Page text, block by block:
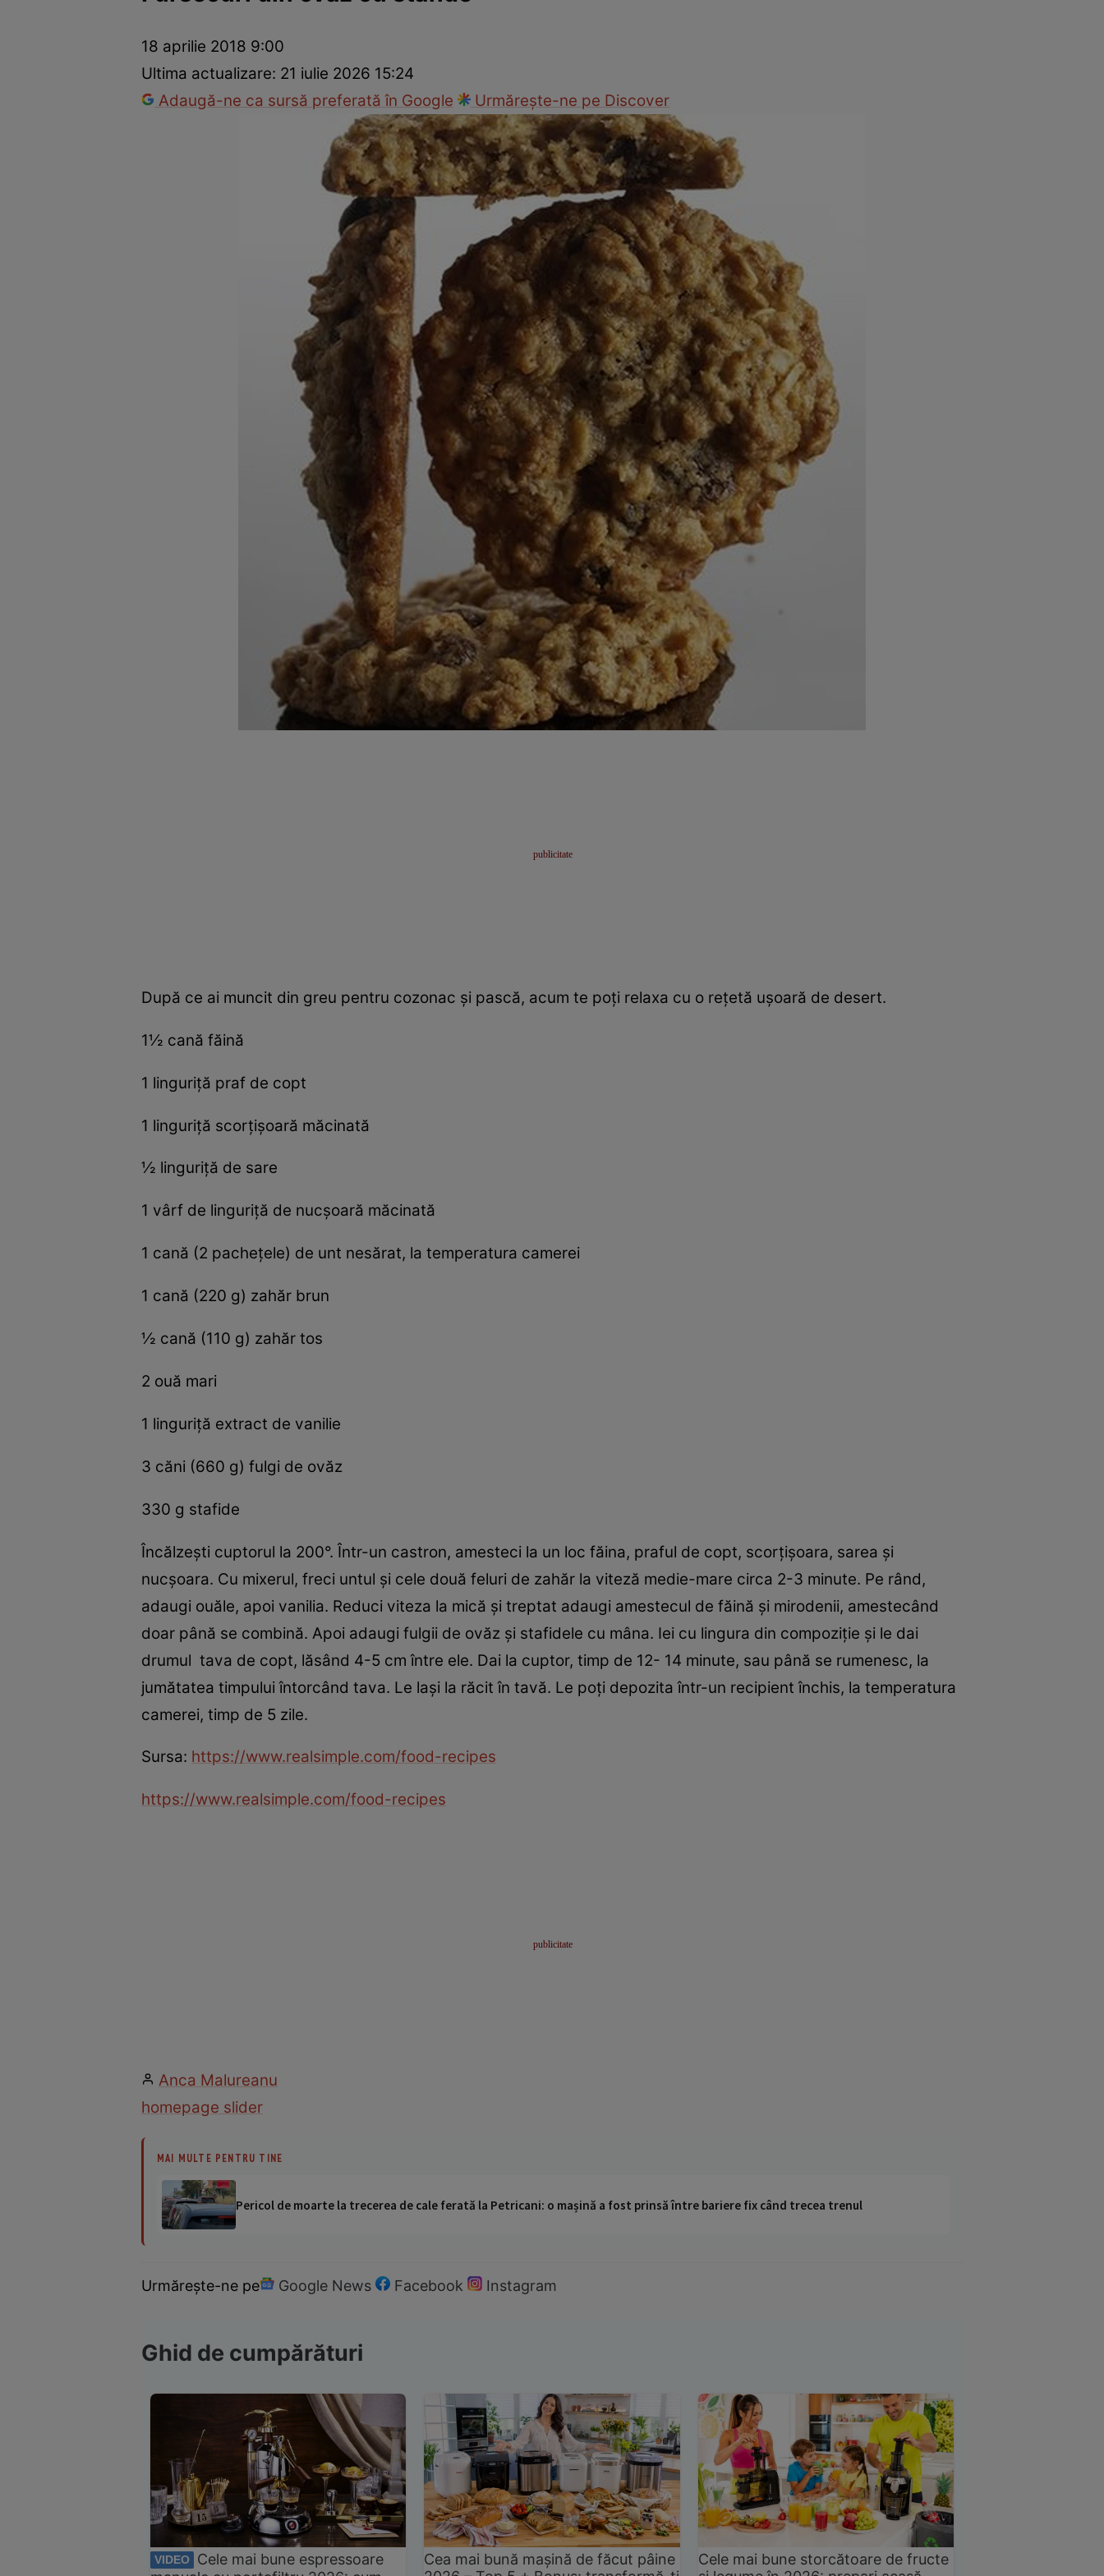
Mâncăruri rapideRețete cu legume
18 aprilie 2018 9:00
Ultima actualizare: 21 iulie 2026 15:24
Adaugă-ne ca sursă preferată în Google
Urmărește-ne pe Discover
După ce ai muncit din greu pentru cozonac şi pască, acum te poţi relaxa cu o reţetă uşoară de desert.
1½ cană făină
1 linguriţă praf de copt
1 linguriţă scorţişoară măcinată
½ linguriţă de sare
1 vârf de linguriţă de nucşoară măcinată
1 cană (2 pacheţele) de unt nesărat, la temperatura camerei
1 cană (220 g) zahăr brun
½ cană (110 g) zahăr tos
2 ouă mari
1 linguriţă extract de vanilie
3 căni (660 g) fulgi de ovăz
330 g stafide
Încălzeşti cuptorul la 200°. Într-un castron, amesteci la un loc făina, praful de copt, scorţişoara, sarea şi
nucşoara. Cu mixerul, freci untul şi cele două feluri de zahăr la viteză medie-mare circa 2-3 minute. Pe rând,
adaugi ouăle, apoi vanilia. Reduci viteza la mică şi treptat adaugi amestecul de făină şi mirodenii, amestecând
doar până se combină. Apoi adaugi fulgii de ovăz şi stafidele cu mâna. Iei cu lingura din compoziţie şi le dai
drumul tava de copt, lăsând 4-5 cm între ele. Dai la cuptor, timp de 12- 14 minute, sau până se rumenesc, la
jumătatea timpului întorcând tava. Le laşi la răcit în tavă. Le poţi depozita într-un recipient închis, la temperatura
camerei, timp de 5 zile.
Sursa: https://www.realsimple.com/food-recipes
https://www.realsimple.com/food-recipes
Anca Malureanu
homepage slider
MAI MULTE PENTRU TINE
Pericol de moarte la trecerea de cale ferată la Petricani: o mașină a fost prinsă între bariere fix când trecea trenul
Urmărește-ne pe Google News Facebook Instagram
Ghid de cumpărături
VIDEO
Cele mai bune espressoare
Cea mai bună mașină de făcut pâine
Cele mai bune storcătoare de fructe